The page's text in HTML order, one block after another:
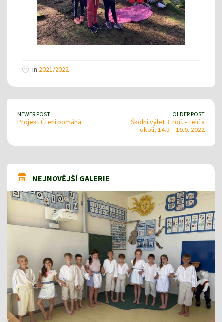
in 2021/2022
NEWER POST
Projekt Čtení pomáhá
OLDER POST
Školní výlet 8. roč. - Telč a
okolí, 14.6. - 16.6. 2022
NEJNOVĚJŠÍ GALERIE